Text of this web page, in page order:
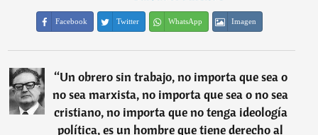
Facebook Twitter WhatsApp Imagen
“Un obrero sin trabajo, no importa que sea o
no sea marxista, no importa que sea o no sea
cristiano, no importa que no tenga ideología
política, es un hombre que tiene derecho al